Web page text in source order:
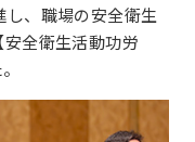
、職場の安全衛生
全衛生活動功労